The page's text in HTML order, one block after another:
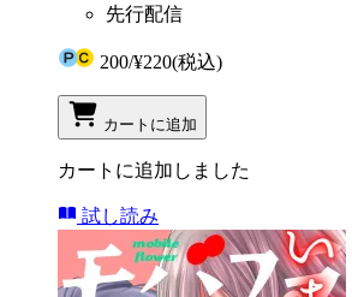
先行配信
200/¥220(税込)
カートに追加
カートに追加しました
試し読み